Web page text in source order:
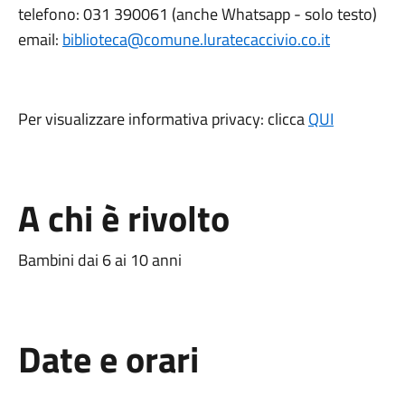
telefono: 031 390061 (anche Whatsapp - solo testo)
email: biblioteca@comune.luratecaccivio.co.it
Per visualizzare informativa privacy: cliccaQUI
A chi è rivolto
Bambini dai 6 ai 10 anni
Date e orari